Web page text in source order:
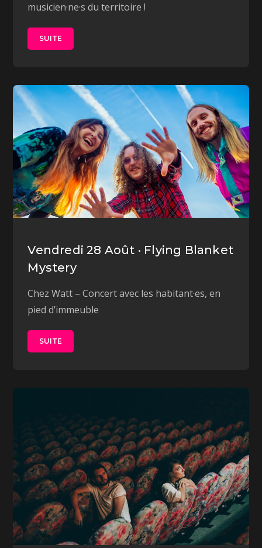
musicien·ne·s du territoire !
SUITE
Vendredi 28 Août · Flying Blanket
Mystery
Chez Watt – Concert avec les habitant·es, en
pied d’immeuble
SUITE